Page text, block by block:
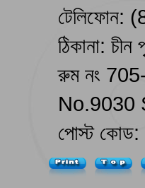
ঠিকানা: চীন
রুম নং 705-
No.9030
পোস্ট